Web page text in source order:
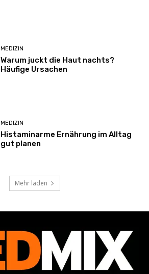
MEDIZIN
Warum juckt die Haut nachts?
Häufige Ursachen
MEDIZIN
Histaminarme Ernährung im Alltag
gut planen
Mehr laden